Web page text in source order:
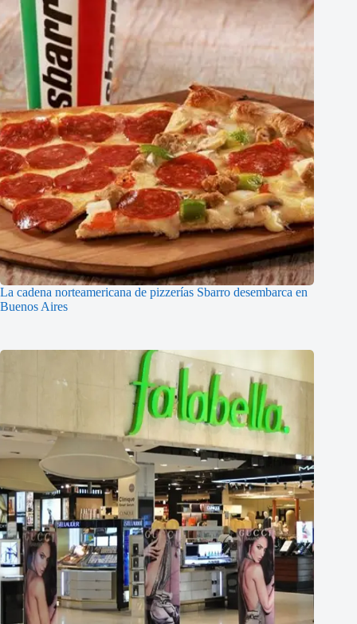
La cadena norteamericana de pizzerías Sbarro desembarca en
Buenos Aires